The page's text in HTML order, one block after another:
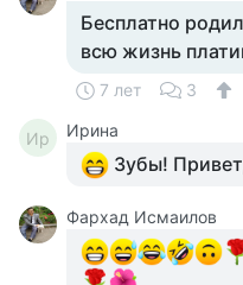
Бесплатно
всю жизнь
7 лет 3
Ир Ирина
Зубы!
Фархад Исмаилов